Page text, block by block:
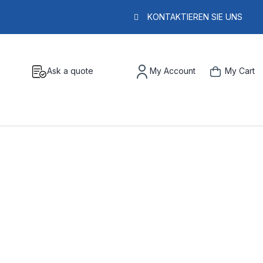
KONTAKTIEREN SIE UNS
Ask a quote My Account My Cart